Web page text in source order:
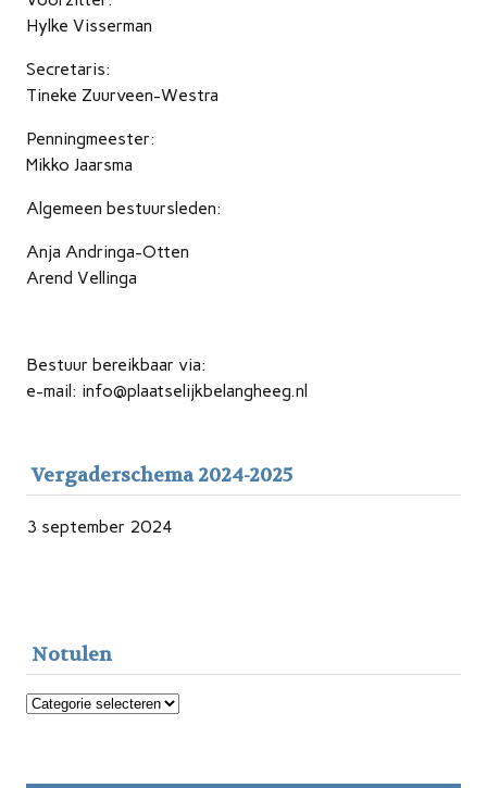
Hylke Visserman
Secretaris:
Tineke Zuurveen-Westra
Penningmeester:
Mikko Jaarsma
Algemeen bestuursleden:
Anja Andringa-Otten
Arend Vellinga
Bestuur bereikbaar via:
e-mail: info@plaatselijkbelangheeg.nl
Vergaderschema 2024-2025
3 september 2024
Notulen
Notulen